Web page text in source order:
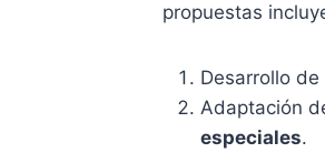
propuestas
Desarrollo
Adaptación
especiales.